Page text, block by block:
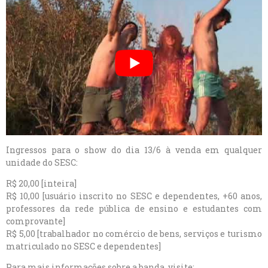
Ingressos para o show do dia 13/6 à venda em qualquer
unidade do SESC:
R$ 20,00 [inteira]
R$ 10,00 [usuário inscrito no SESC e dependentes, +60 anos,
professores da rede pública de ensino e estudantes com
comprovante]
R$ 5,00 [trabalhador no comércio de bens, serviços e turismo
matriculado no SESC e dependentes]